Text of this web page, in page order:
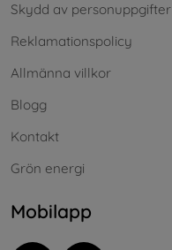
Skydd av personuppgifter
Reklamationspolicy
Allmänna villkor
Blogg
Kontakt
Grön energi
Mobilapp